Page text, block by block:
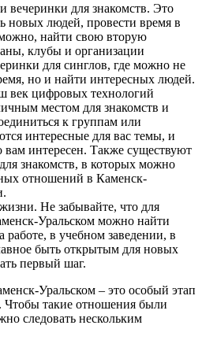
вечеринки для знакомств. Это
новых людей, провести время в
найти свою вторую
клубы и организации
для синглов, где можно не
но и найти интересных людей.
век цифровых технологий
местом для знакомств и
к группам или
интересные для вас темы, и
вам интересен. Также существуют
знакомств, в которых можно
отношений в Каменск-
Не забывайте, что для
Уральском можно найти
в учебном заведении, в
быть открытым для новых
первый шаг.
Уральском – это особый этап
Чтобы такие отношения были
следовать нескольким